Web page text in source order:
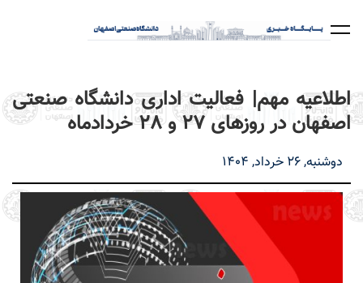
اطلاعیه مهم| فعالیت اداری دانشگاه صنعتی
اصفهان در روزهای 27 و 28 خردادماه
دوشنبه, 26 خرداد, 1404